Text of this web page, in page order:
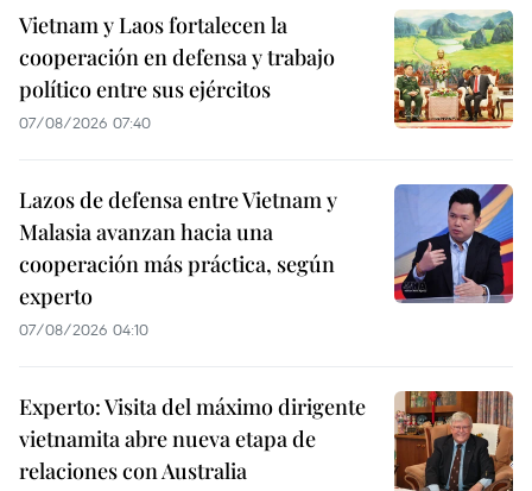
Vietnam y Laos fortalecen la
cooperación en defensa y trabajo
político entre sus ejércitos
07/08/2026 07:40
Lazos de defensa entre Vietnam y
Malasia avanzan hacia una
cooperación más práctica, según
experto
07/08/2026 04:10
Experto: Visita del máximo dirigente
vietnamita abre nueva etapa de
relaciones con Australia